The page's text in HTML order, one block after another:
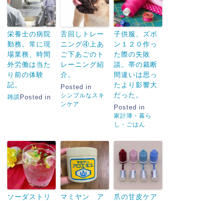
栄養士の病院
勤務。常に現
場業務、時間
外労働は当た
り前の体験
記。
Posted in
雑談
舌回しトレー
ニング④上あ
ご下あごのト
レーニング紹
介。
Posted in
シンプルなスキ
ンケア
子供服、ズボ
ン１２０作っ
た際の失敗
談。帯の裁断
間違いは思っ
たより影響大
だった。
Posted in
家計簿・暮ら
し・ごはん
ソーダストリ
マミヤン ア
爪の甘皮ケア